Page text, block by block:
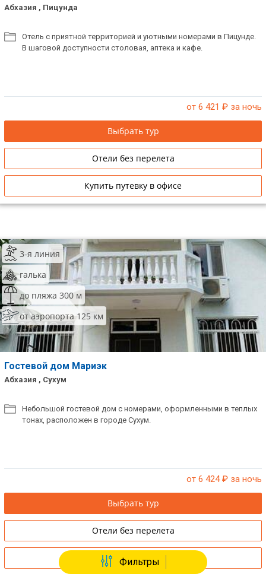
Абхазия , Пицунда
Отель с приятной территорией и уютными номерами в Пицунде.
В шаговой доступности столовая, аптека и кафе.
от 6 421 ₽ за ночь
Выбрать тур
Отели без перелета
Купить путевку в офисе
3-я линия
галька
до пляжа 300 м
от аэропорта 125 км
Гостевой дом Мариэк
Абхазия , Сухум
Небольшой гостевой дом с номерами, оформленными в теплых
тонах, расположен в городе Сухум.
от 6 424₽ за ночь
Выбрать тур
Отели без перелета
Купить путевку в офисе
Фильтры